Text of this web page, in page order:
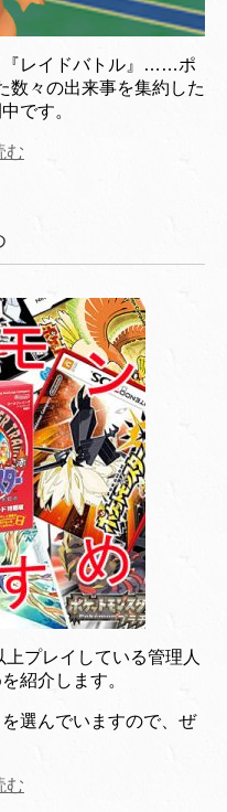
『レイドバトル』……ポ
数々の出来事を集約した
です。
む
プレイしている管理人
紹介します。
選んでいますので、ぜ
む